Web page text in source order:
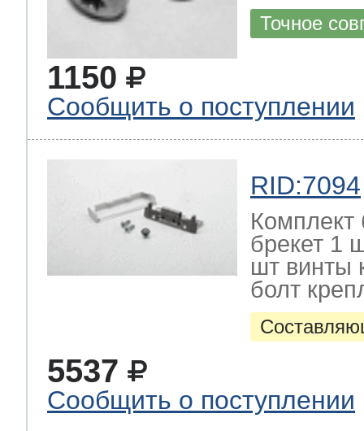
Точное
1150
Сообщить о поступлении
RID:7094
Комплект
брекет 1
шт винты
болт
5537
Сообщить о поступлении